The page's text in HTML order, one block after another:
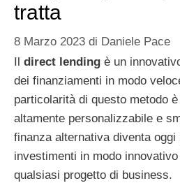
tratta
8 Marzo 2023 di Daniele Pace
Il direct lending è un
dei finanziamenti in modo
particolarità di questo metodo
altamente personalizzabile e
finanza alternativa diventa
investimenti in modo
qualsiasi progetto di business.